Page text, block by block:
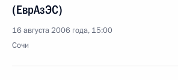
(ЕврАзЭС)
16 августа 2006 года, 15:00
Сочи